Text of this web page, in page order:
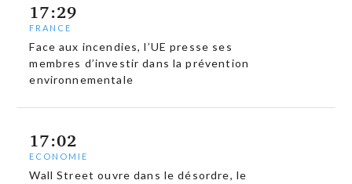
17:29
FRANCE
Face aux incendies, l’UE presse ses
membres d’investir dans la prévention
environnementale
17:02
ECONOMIE
Wall Street ouvre dans le désordre, le